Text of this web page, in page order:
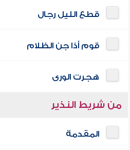
قطع الليل رجال
قوم أذا جن الظلام
هجرت الورى
من شريط النذير
المقدمة